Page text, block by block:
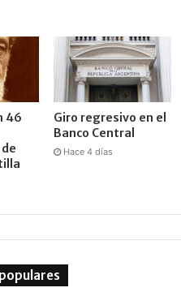
46
Giro regresivo en el
Banco Central
Hace 4 días